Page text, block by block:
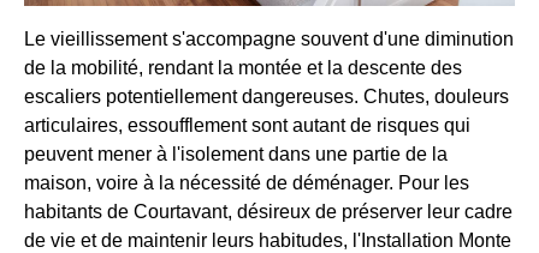
Le vieillissement s'accompagne souvent d'une diminution
de la mobilité, rendant la montée et la descente des
escaliers potentiellement dangereuses. Chutes, douleurs
articulaires, essoufflement sont autant de risques qui
peuvent mener à l'isolement dans une partie de la
maison, voire à la nécessité de déménager. Pour les
habitants de Courtavant, désireux de préserver leur cadre
de vie et de maintenir leurs habitudes, l'Installation Monte